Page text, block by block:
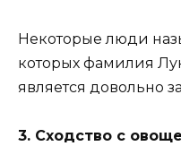
Некоторые люди
которых фамилия
является довольно
3. Сходство с